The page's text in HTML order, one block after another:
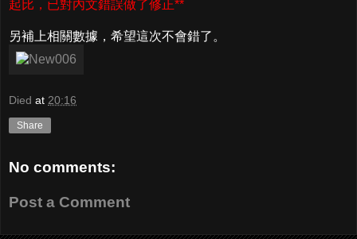
起比，已對內文錯誤做了修正**
另補上相關數據，希望這次不會錯了。
Died at 20:16
Share
No comments:
Post a Comment